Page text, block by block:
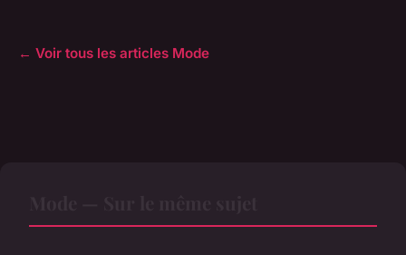
← Voir tous les articles Mode